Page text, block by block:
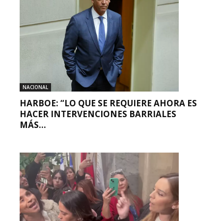
NACIONAL
HARBOE: “LO QUE SE REQUIERE AHORA ES
HACER INTERVENCIONES BARRIALES
MÁS...